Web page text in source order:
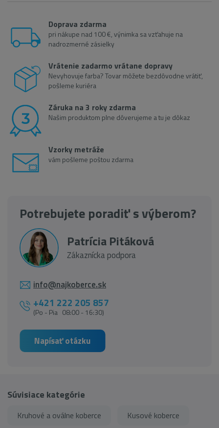
Doprava zdarma
pri nákupe nad 100 €, výnimka sa vzťahuje na
nadrozmerné zásielky
Vrátenie zadarmo vrátane dopravy
Nevyhovuje farba? Tovar môžete bezdôvodne vrátiť,
pošleme kuriéra
Záruka na 3 roky zdarma
Našim produktom plne dôverujeme a tu je dôkaz
Vzorky metráže
vám pošleme poštou zdarma
Potrebujete poradiť s výberom?
Patrícia Pitáková
Zákaznícka podpora
info@najkoberce.sk
+421 222 205 857
(Po - Pia 08:00 - 16:30)
Napísať otázku
Súvisiace kategórie
Kruhové a oválne koberce Kusové koberce